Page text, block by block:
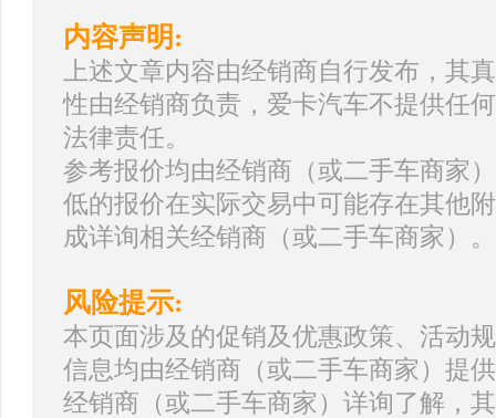
内容声明:
上述文章内容由经销商自行发布，其
性由经销商负责，爱卡汽车不提供任
法律责任。
参考报价均由经销商（或二手车商家
低的报价在实际交易中可能存在其他
成详询相关经销商（或二手车商家）。
风险提示:
本页面涉及的促销及优惠政策、活动
信息均由经销商（或二手车商家）提
经销商（或二手车商家）详询了解，